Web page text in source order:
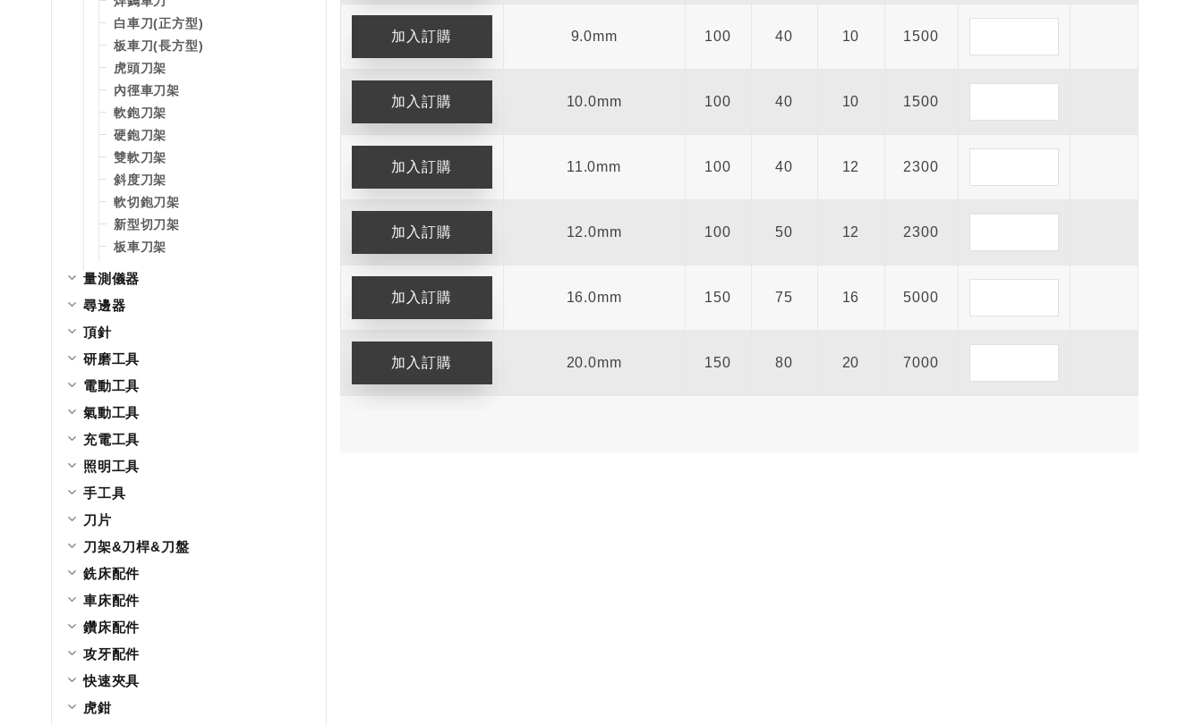
白車刀(正方型)
板車刀(長方型)
虎頭刀架
內徑車刀架
軟鉋刀架
硬鉋刀架
雙軟刀架
斜度刀架
軟切鉋刀架
新型切刀架
板車刀架
量測儀器
尋邊器
頂針
研磨工具
電動工具
氣動工具
充電工具
照明工具
手工具
刀片
刀架&刀桿&刀盤
銑床配件
車床配件
鑽床配件
攻牙配件
快速夾具
虎鉗
9.0mm 100 40 10 1500
10.0mm 100 40 10 1500
11.0mm 100 40 12 2300
12.0mm 100 50 12 2300
16.0mm 150 75 16 5000
20.0mm 150 80 20 7000